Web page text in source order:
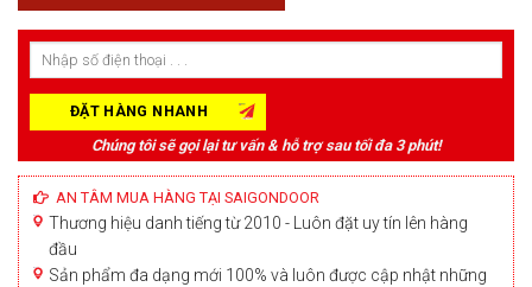
Chúng tôi sẽ gọi lại tư vấn & hỗ trợ sau tối đa 3 phút!
AN TÂM MUA HÀNG TẠI SAIGONDOOR
Thương hiệu danh tiếng từ 2010 - Luôn đặt uy tín lên hàng
đầu
Sản phẩm đa dạng mới 100% và luôn được cập nhật những